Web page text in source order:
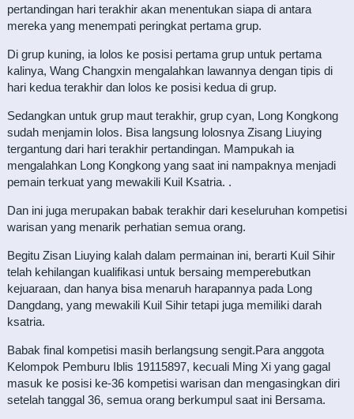
pertandingan hari terakhir akan menentukan siapa di antara
mereka yang menempati peringkat pertama grup.
Di grup kuning, ia lolos ke posisi pertama grup untuk pertama
kalinya, Wang Changxin mengalahkan lawannya dengan tipis di
hari kedua terakhir dan lolos ke posisi kedua di grup.
Sedangkan untuk grup maut terakhir, grup cyan, Long Kongkong
sudah menjamin lolos. Bisa langsung lolosnya Zisang Liuying
tergantung dari hari terakhir pertandingan. Mampukah ia
mengalahkan Long Kongkong yang saat ini nampaknya menjadi
pemain terkuat yang mewakili Kuil Ksatria. .
Dan ini juga merupakan babak terakhir dari keseluruhan kompetisi
warisan yang menarik perhatian semua orang.
Begitu Zisan Liuying kalah dalam permainan ini, berarti Kuil Sihir
telah kehilangan kualifikasi untuk bersaing memperebutkan
kejuaraan, dan hanya bisa menaruh harapannya pada Long
Dangdang, yang mewakili Kuil Sihir tetapi juga memiliki darah
ksatria.
Babak final kompetisi masih berlangsung sengit.Para anggota
Kelompok Pemburu Iblis 19115897, kecuali Ming Xi yang gagal
masuk ke posisi ke-36 kompetisi warisan dan mengasingkan diri
setelah tanggal 36, semua orang berkumpul saat ini Bersama.